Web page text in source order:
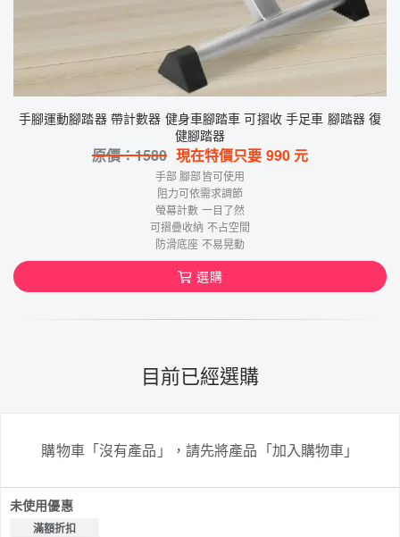
手腳運動腳踏器 帶計數器 健身車腳踏車 可摺收 手足車 腳踏器 復
健腳踏器
原價：1580 現在特價只要 990 元
手部 腳部皆可使用
阻力可依需求調節
螢幕計數 一目了然
可摺疊收納 不占空間
防滑底座 不易晃動
選購
目前已經選購
購物車「沒有產品」，請先將產品「加入購物車」
未使用優惠
滿額折扣